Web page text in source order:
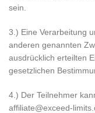
sein.
3.) Eine Verarbeitung
anderen genannten
ausdrücklich erteilten
gesetzlichen
4.) Der Teilnehmer
affiliate@exceed-